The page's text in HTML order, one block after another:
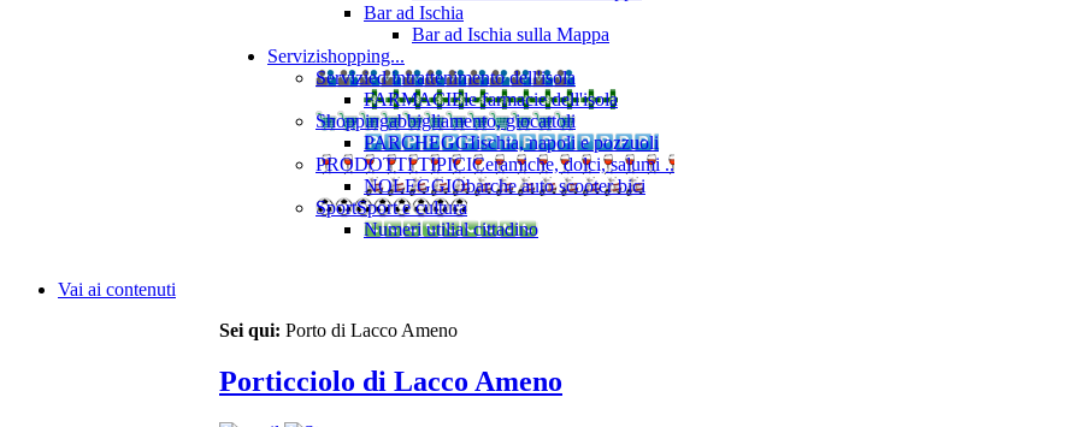
Bar ad Ischia
Bar ad Ischia sulla Mappa
Servizishopping...
Servizied intrattenimento dell'isola
FARMACIEle farmacie dell'isola
Shoppingabbigliamento, giocattoli
PARCHEGGIischia, napoli e pozzuoli
PRODOTTI TIPICICeramiche, dolci, salumi ..
NOLEGGIObarche auto scooter bici
SportSport e cultura
Numeri utilial cittadino
Vai ai contenuti
Sei qui: Porto di Lacco Ameno
Porticciolo di Lacco Ameno